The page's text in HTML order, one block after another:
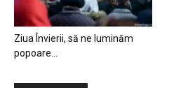
Ziua Învierii, să ne luminăm
popoare…